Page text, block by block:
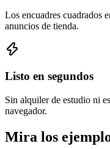
Los encuadres cuadrados
anuncios de tienda.
Listo en segundos
Sin alquiler de estudio ni
navegador.
Mira los